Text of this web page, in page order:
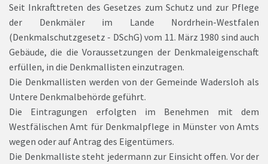
Seit Inkrafttreten des Gesetzes zum Schutz und zur Pflege
der Denkmäler im Lande Nordrhein-Westfalen
(Denkmalschutzgesetz - DSchG) vom 11. März 1980 sind auch
Gebäude, die die Voraussetzungen der Denkmaleigenschaft
erfüllen, in die Denkmallisten einzutragen.
Die Denkmallisten werden von der Gemeinde Wadersloh als
Untere Denkmalbehörde geführt.
Die Eintragungen erfolgten im Benehmen mit dem
Westfälischen Amt für Denkmalpflege in Münster von Amts
wegen oder auf Antrag des Eigentümers.
Die Denkmalliste steht jedermann zur Einsicht offen. Vor der